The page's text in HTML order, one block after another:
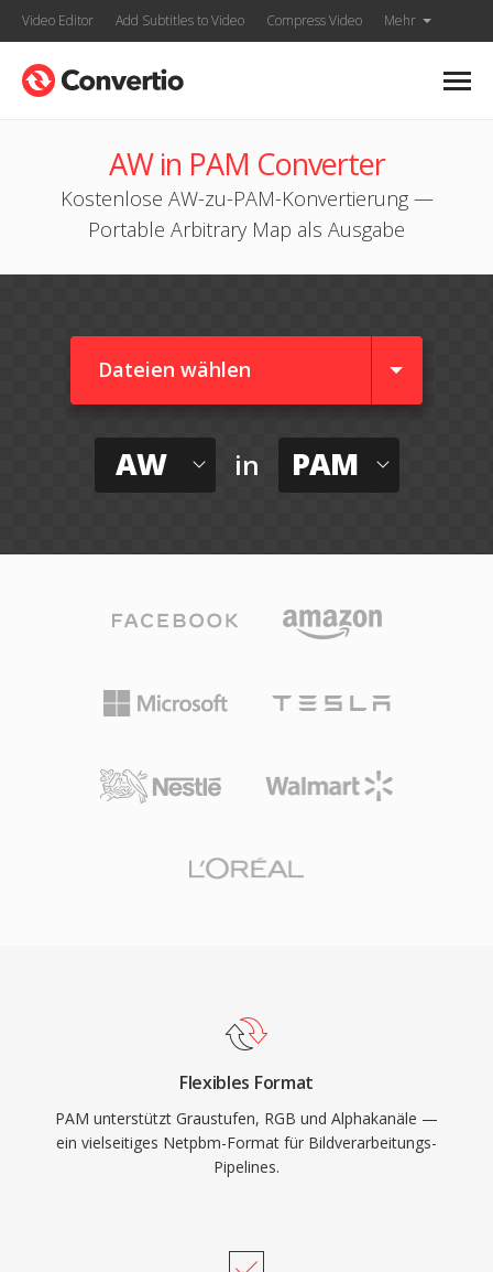
Video Editor Add Subtitles to Video Compress Video Mehr
AW in PAM Converter
Kostenlose AW-zu-PAM-Konvertierung —
Portable Arbitrary Map als Ausgabe
Dateien wählen
AW in PAM
Flexibles Format
PAM unterstützt Graustufen, RGB und Alphakanäle —
ein vielseitiges Netpbm-Format für Bildverarbeitungs-
Pipelines.